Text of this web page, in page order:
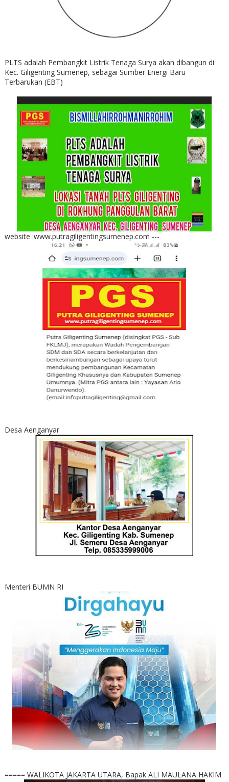
PLTS adalah Pembangkit Listrik Tenaga Surya akan dibangun di
Kec. Giligenting Sumenep, sebagai Sumber Energi Baru
Terbarukan (EBT)
website :www.putragiligentingsumenep.com ---
Desa Aenganyar
Menteri BUMN RI
===== WALIKOTA JAKARTA UTARA, Bapak ALI MAULANA HAKIM